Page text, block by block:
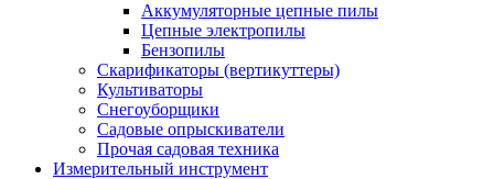
Аккумуляторные цепные пилы
Цепные электропилы
Бензопилы
Скарификаторы (вертикуттеры)
Культиваторы
Снегоуборщики
Садовые опрыскиватели
Прочая садовая техника
Измерительный инструмент